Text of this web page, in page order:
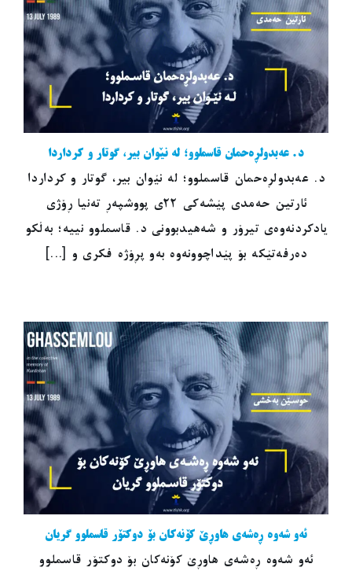
د. عەبدولڕەحمان قاسملوو؛ لە نێوان بیر، گوتار و کرداردا
د. عەبدولڕەحمان قاسملوو؛ لە نێوان بیر، گوتار و کرداردا
ئارتین حەمدی پێشەکی ٢٢ی پووشپەڕ تەنیا ڕۆژی
یادکردنەوەی تیرۆر و شەهیدبوونی د. قاسملوو نییە؛ بەڵکو
دەرفەتێکە بۆ پێداچوونەوە بەو پڕۆژە فکری و [...]
ئەو شەوە ڕەشەی هاوڕێ کۆنەکان بۆ دوکتۆر قاسملوو گریان
ئەو شەوە ڕەشەی هاوڕێ کۆنەکان بۆ دوکتۆر قاسملوو